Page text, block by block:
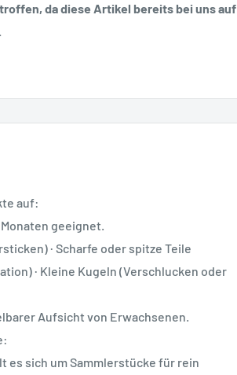
da diese Artikel bereits bei uns auf
auf:
geeignet.
· Scharfe oder spitze Teile
· Kleine Kugeln (Verschlucken oder
Aufsicht von Erwachsenen.
es sich um Sammlerstücke für rein